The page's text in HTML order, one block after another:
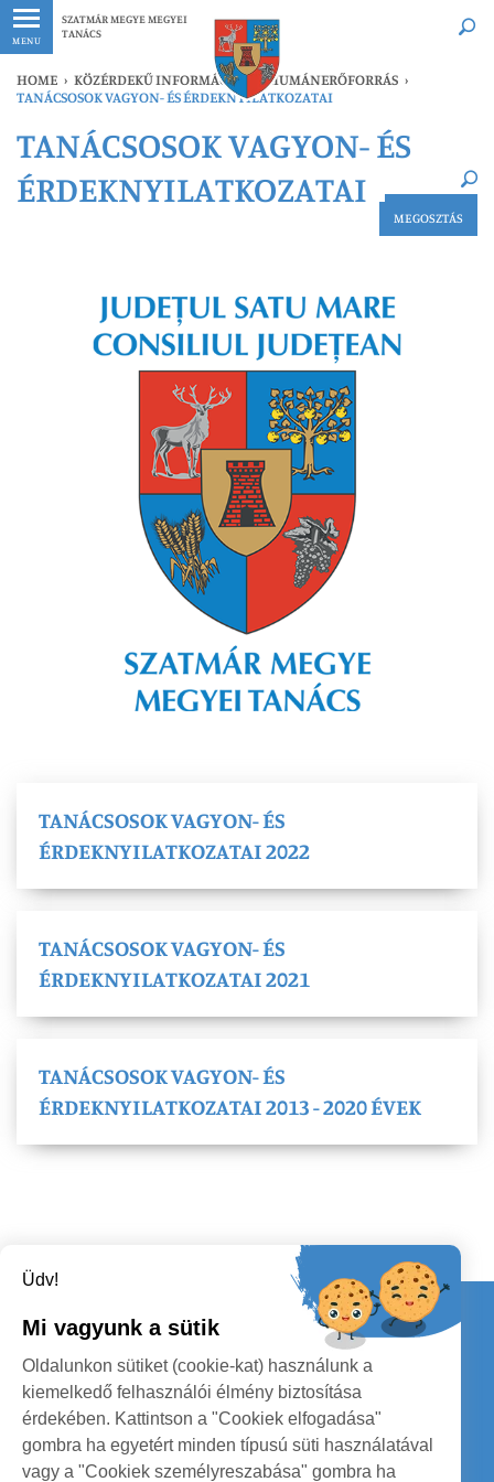
MENU
SZATMÁR MEGYE MEGYEI
TANÁCS
Legfrissebb Bármikor
HOME › KÖZÉRDEKŰ INFORMÁCIÓK › HUMÁNERŐFORRÁS ›
TANÁCSOSOK VAGYON- ÉS ÉRDEKNYILATKOZATAI
Legfrissebb Bármikor
TANÁCSOSOK VAGYON- ÉS
ÉRDEKNYILATKOZATAI
MEGOSZTÁS
TANÁCSOSOK VAGYON- ÉS
ÉRDEKNYILATKOZATAI 2022
TANÁCSOSOK VAGYON- ÉS
ÉRDEKNYILATKOZATAI 2021
TANÁCSOSOK VAGYON- ÉS
ÉRDEKNYILATKOZATAI 2013 - 2020 ÉVEK
Kapcsolat
KÖVESSENEK
Üdv!
Mi vagyunk a sütik
Oldalunkon sütiket (cookie-kat) használunk a
kiemelkedő felhasználói élmény biztosítása
érdekében. Kattintson a "Cookiek elfogadása"
gombra ha egyetért minden típusú süti használatával
vagy a "Cookiek személyreszabása" gombra ha